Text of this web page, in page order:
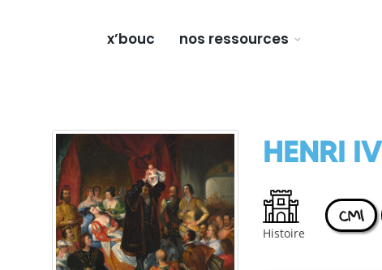
x’bouc nos ressources
HENRI IV
Histoire
CM1